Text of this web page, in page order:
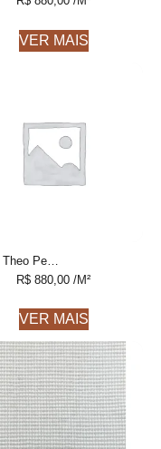
VER MAIS
R$ 880,00 /M²
VER MAIS